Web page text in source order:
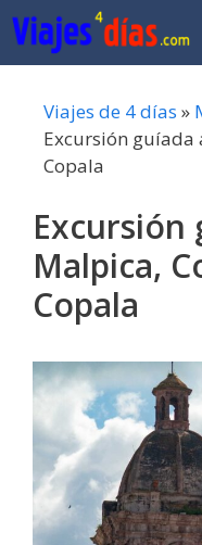
Saltar
al
contenido
Viajes de 4 días »
Excursión guíada
Copala
Excursión
Malpica,
Copala